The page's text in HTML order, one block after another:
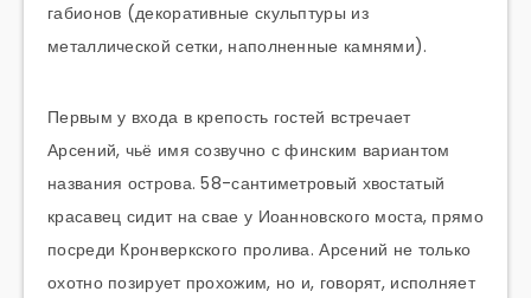
габионов (декоративные скульптуры из
металлической сетки, наполненные камнями).
Первым у входа в крепость гостей встречает
Арсений, чьё имя созвучно с финским вариантом
названия острова. 58-сантиметровый хвостатый
красавец сидит на свае у Иоанновского моста, прямо
посреди Кронверкского пролива. Арсений не только
охотно позирует прохожим, но и, говорят, исполняет